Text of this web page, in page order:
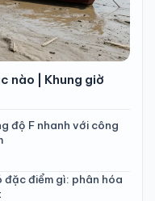
nào | Khung giờ
độ F nhanh với công
đặc điểm gì: phân hóa